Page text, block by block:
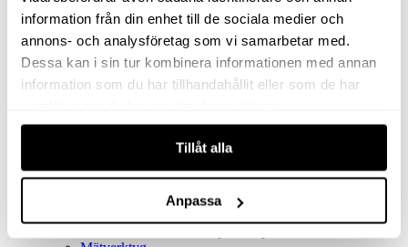
information från din enhet till de sociala medier och
annons- och analysföretag som vi samarbetar med.
Dessa kan i sin tur kombinera informationen med annan
information som du har tillhandahållit eller som de har
Tillåt alla
Anpassa
Golv- & Kombinationsmunstycke
Munstycke
Motor
Reservdelar dammsugare
Rör & handtag
Uppsamlingspåsar
Alla produkter